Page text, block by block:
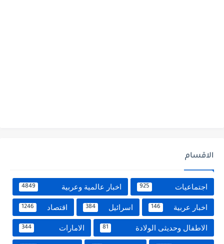
الاقسام
اجتماعيات 925 اخبار عالمية وعربية 4849
اخبار عربية 146 اسرائيل 384 اقتصاد 1246
الاطفال وحديثى الولادة 81 الامارات 344